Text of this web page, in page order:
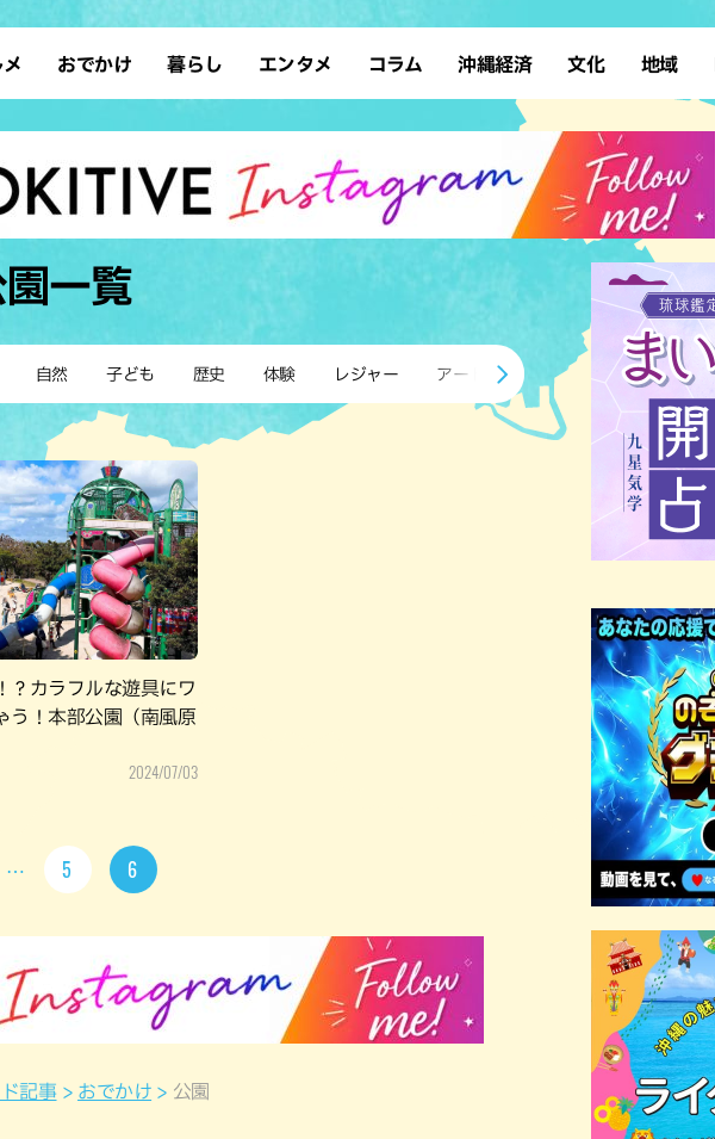
メ
ン 沖縄そば
ウト カフェ
料理 和食・日本料理
料理 アジア・エスニック
・焼肉 焼鳥・串料理
肉料理 居酒屋・バー
イキング スイーツ
カレー
ガー タコス・タコライス
おでかけ
デート ドライブ
散歩 ソロ活
歴史
サウナ 公園
暮らし
レシピ SDGs
ファッション ローカルニュース
沖縄移住 沖縄旧暦行事
エンタメ
スポーツ 占い
タレント・芸人 テレビ
コラム 沖縄経済 文化
復帰50年
地域
本島北部
本島南部
北部離島
一覧
自然 子ども 歴史 体験 レジャー アート ショッピング ホテル
？カラフルな遊具にワ
う！本部公園（南風原
2024/07/03
5 6
記事 おでかけ 公園